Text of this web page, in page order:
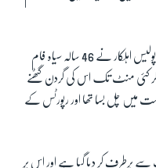
یاد رہے کہ 25 مئی کو امریکی شہر منیاپولس میں ایک پولیس اہلکار نے 46 سالہ سیاہ فام
کر کئی منٹ تک اس کی گردن گٹھنے
میں چل بسا تھا اور رپورٹس کے
سے برطرف کر دیا گیا ہے اور اس پر